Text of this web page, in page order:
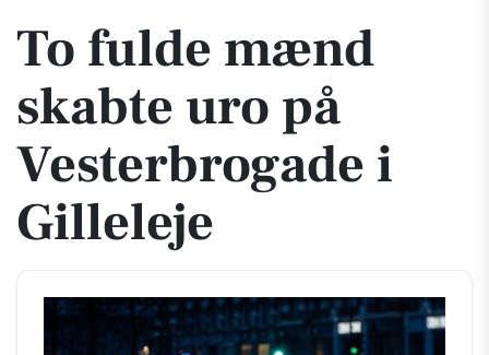
To fulde mænd
skabte uro på
Vesterbrogade i
Gilleleje